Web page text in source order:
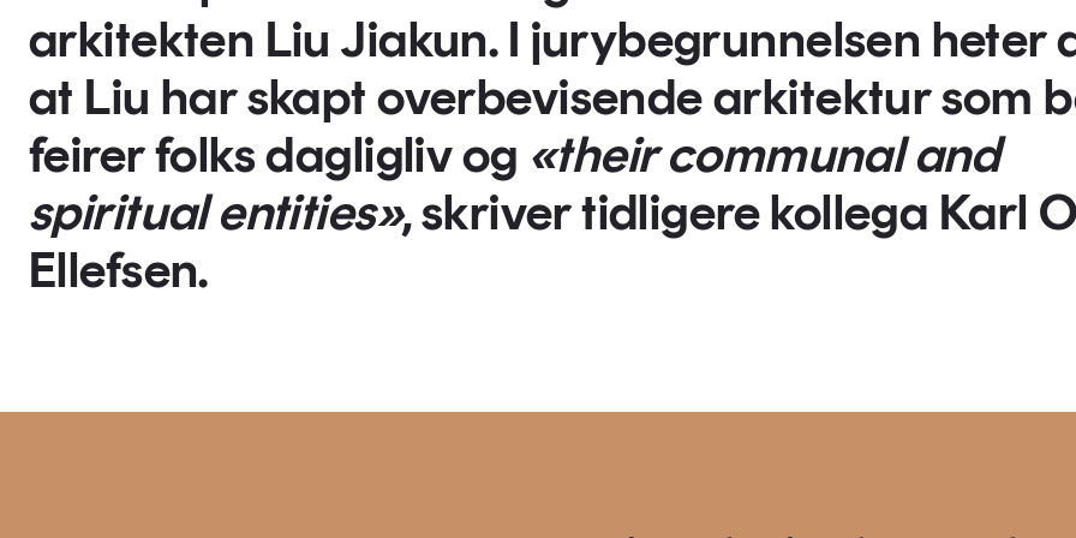
arkitekten Liu Jiakun. I jurybegrunnelsen heter
at Liu har skapt overbevisende arkitektur som
feirer folks dagligliv og «their communal and
spiritual entities», skriver tidligere kollega Karl
Ellefsen.